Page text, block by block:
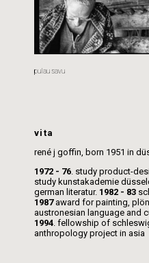
pulau savu
vita
rené j goffin, born 1951 in
1972 - 76 . study product-
study kunstakademie
german literatur. 1982 - 83
1987award for painting, plön.
austronesian language and
1994 . fellowship of
anthropology project in asia